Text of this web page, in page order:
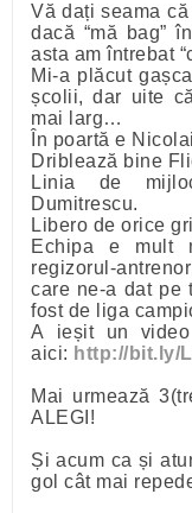
Vă dați seama
dacă “mă bag”
asta am întrebat
Mi-a plăcut
școlii, dar uite
mai larg…
În poartă e
Driblează bine
Linia de
Dumitrescu.
Libero de orice
Echipa e mult
regizorul-
care ne-a dat pe
fost de liga
A ieșit un
aici: http://bit.ly/
Mai urmează
ALEGI!
Și acum ca și
gol cât mai